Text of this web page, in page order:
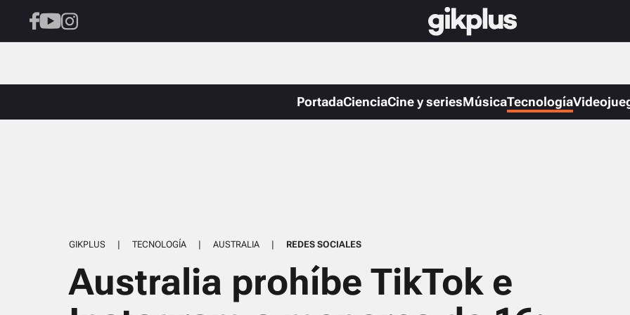
PortadaCienciaCine y seriesMúsicaTecnología
GIKPLUS | TECNOLOGÍA | AUSTRALIA | REDES SOCIALES
Australia prohíbe TikTok e